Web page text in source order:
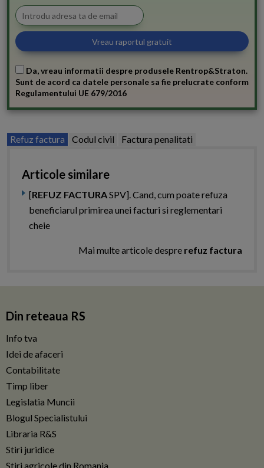
Da, vreau informatii despre produsele Rentrop&Straton.
Sunt de acord ca datele personale sa fie prelucrate conform
Regulamentului UE 679/2016
Refuz factura Codul civil Factura penalitati
Articole similare
[REFUZ FACTURASPV]. Cand, cum poate refuza
beneficiarul primirea unei facturi si reglementari
cheie
Mai multe articole despre refuz factura
Din reteaua RS
Info tva
Idei de afaceri
Contabilitate
Timp liber
Legislatia Muncii
Blogul Specialistului
Libraria R&S
Stiri juridice
Stiri agricole din Romania